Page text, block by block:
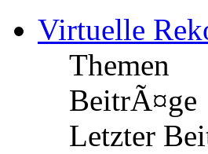
Virtuelle
Themen
BeitrÃ¤ge
Letzter